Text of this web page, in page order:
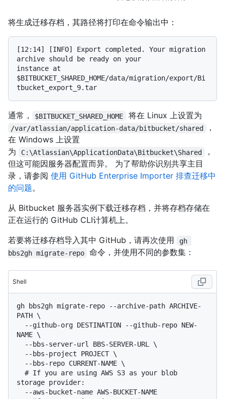
将生成迁移存档，其路径将打印在命令输出中：
[12:14] [INFO] Export completed. Your migration
archive should be ready on your
instance at
$BITBUCKET_SHARED_HOME/data/migration/export/Bi
通常， $BITBUCKET_SHARED_HOME 将在 Linux 上设置为
/var/atlassian/application-data/bitbucket/shared
，
在 Windows 上设置
为
C:\Atlassian\ApplicationData\Bitbucket\Shared
，
但这可能因服务器配置而异。 为了帮助你识别共享主目
录，请参阅 使用 GitHub Enterprise Importer 排查迁移中
的问题。
从 Bitbucket 服务器实例下载迁移存档，并将存档存储在
正在运行的 GitHub CLI计算机上。
若要将迁移存档导入其中 GitHub，请再次使用
gh
bbs2gh migrate-repo
命令，并使用不同的参数集：
Shell
gh bbs2gh migrate-repo --archive-path ARCHIVE-
PATH \
NAME \
  #
If you are using AWS S3 as your blob
storage provider: